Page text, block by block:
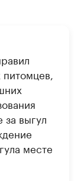
выгул
месте